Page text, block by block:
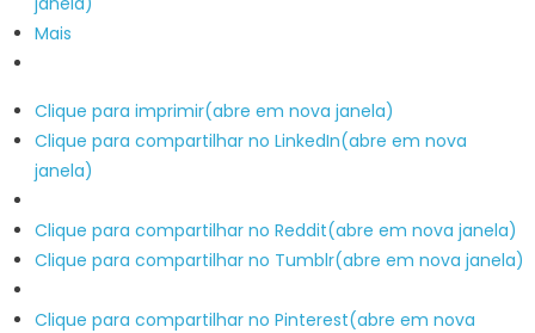
Mais
Clique para imprimir(abre em nova janela)
Clique para compartilhar no LinkedIn(abre em nova
janela)
Clique para compartilhar no Reddit(abre em nova janela)
Clique para compartilhar no Tumblr(abre em nova janela)
Clique para compartilhar no Pinterest(abre em nova